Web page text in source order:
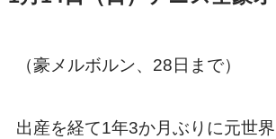
（豪メルボルン、28日まで）
出産を経て1年3か月ぶりに元世